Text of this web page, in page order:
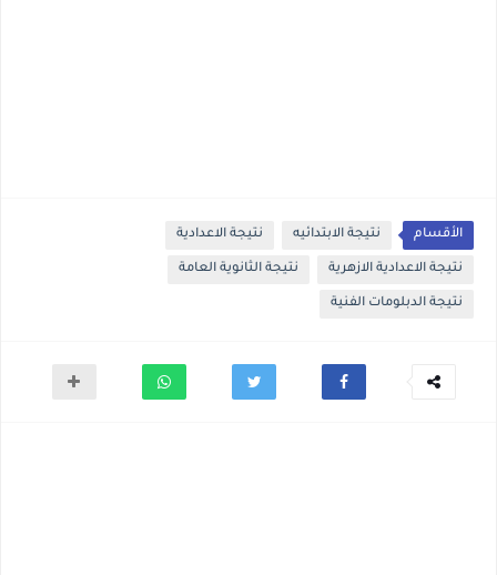
الأقسام نتيجة الابتدائيه نتيجة الاعدادية
نتيجة الاعدادية الازهرية نتيجة الثانوية العامة
نتيجة الدبلومات الفنية